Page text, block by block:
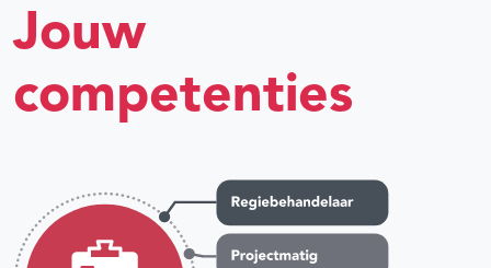
Jouw
competenties